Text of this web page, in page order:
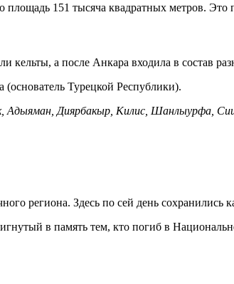
151 тысяча квадратных метров. Это
а после Анкара входила в состав
(основатель Турецкой Республики).
Адыяман, Диярбакыр, Килис, Шанлыурфа,
региона. Здесь по сей день сохранились
в память тем, кто погиб в